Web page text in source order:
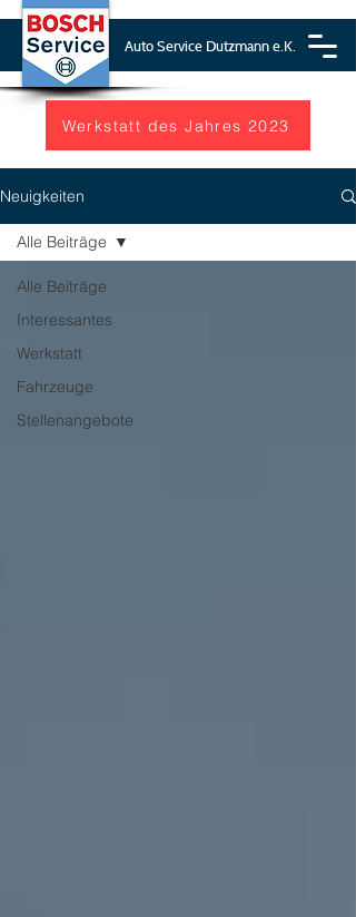
Auto Service Dutzmann e.K.
Werkstatt des Jahres 2023
Neuigkeiten
Alle Beiträge
Interessantes
Werkstatt
Fahrzeuge
Stellenangebote
Alle Beiträge